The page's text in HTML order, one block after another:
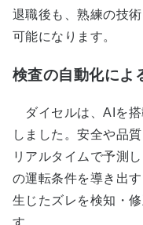
退職後も、熟練の技
可能になります。
検査の自動化によ
ダイセルは、AIを搭
しました。安全や品
リアルタイムで予測
の運転条件を導き出
生じたズレを検知・